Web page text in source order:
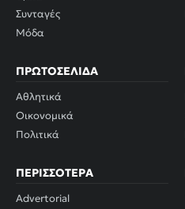
Συνταγές
Μόδα
ΠΡΩΤΟΣΈΛΙΔΑ
Αθλητικά
Οικονομικά
Πολιτικά
ΠΕΡΙΣΣΌΤΕΡΑ
Advertorial